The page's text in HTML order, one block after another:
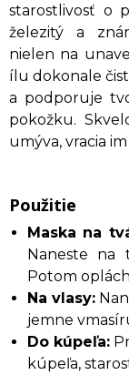
starostlivosť o
železitý a
nielen na
ílu dokonale
a podporuje
pokožku.
umýva, vracia
Použitie
Maska na
Naneste na
Potom
Na vlasy:
jemne
Do kúpeľa:
kúpeľa,